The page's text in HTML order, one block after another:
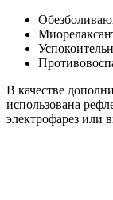
В качестве
использована
электрофарез или